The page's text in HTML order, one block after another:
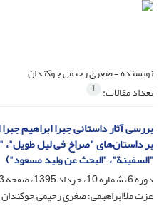
نویسنده =صغری رحیمی جوکندان
تعداد مقالات: 1
بررسی آثار داستانی جبرا ابراهیم
بر داستان‌های "صراخ فی لیل
"السفینة"، "البحث عن ولید مسعود")
دوره 6، شماره 10، خرداد 1395، صفحه
عزت ملاابراهیمی؛ صغری رحیمی جوکندان